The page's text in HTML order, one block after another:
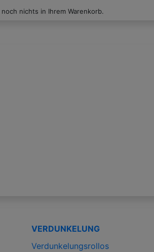
noch nichts in Ihrem Warenkorb.
VERDUNKELUNG
Verdunkelungsrollos